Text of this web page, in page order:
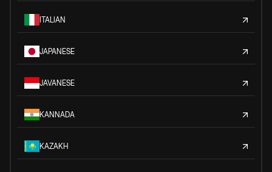
ITALIAN
JAPANESE
JAVANESE
KANNADA
KAZAKH